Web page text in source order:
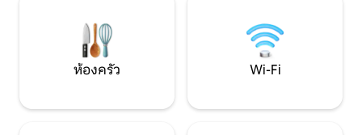
ง่ายๆจากที่บ้าน: - Path Epina The 7 jets -
เส้นทางไปยังเฮอร์มิเทจของซานตาคลารา -
เส้นทางไป Pueblo Vallehermoso (ด้วยการ
สระว่ายน้ำสาธารณะเพื่อลองอาหารตาม
พักได้ 4 คนห้องที่
สำหรับ 2 คนมีเตียงเด็กใ
จากุซซี่ขนาดใหญ่
ทะเลและทีบีมีฝักบัวอาบน้
รวมถึงบาร์บีคิวห้
ห้องครัว Wi-Fi